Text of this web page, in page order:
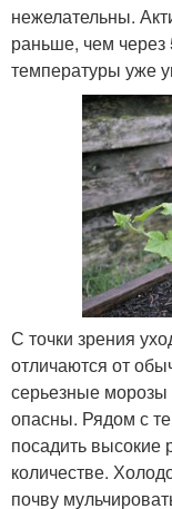
нежелательны.
раньше, чем через
температуры уже
С точки зрения
отличаются от
серьезные морозы
опасны. Рядом с
посадить высокие
количестве.
почву